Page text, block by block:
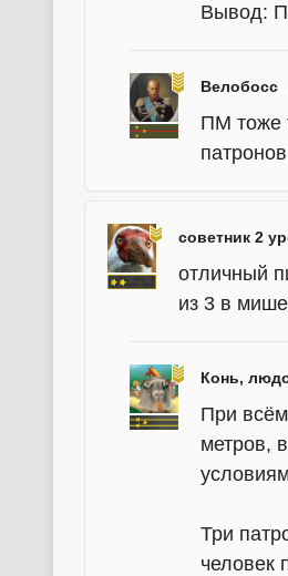
Вывод:
Велобосс
ПМ тоже
советник 2
отличный
из 3 в
Конь,
При
метров,
Три
человек